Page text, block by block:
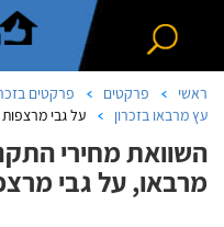
ראשי פרקטים פרקטים
עץ מרבאו בזכרון
על גבי מרצפות
השוואת מחירי
מרבאו, על גבי